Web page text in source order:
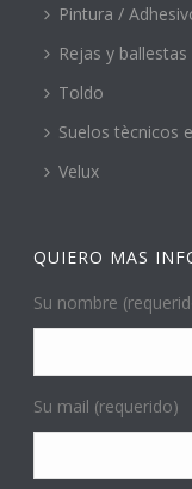
Pintura /
Rejas y ballestas
Toldo
Suelos tècnicos
Velux
QUIERO MAS
Su nombre
Su mail (requerido)